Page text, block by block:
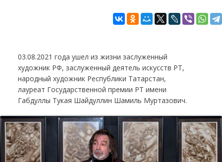
03.08.2021 года ушел из жизни заслуженный
художник РФ, заслуженный деятель искусств РТ,
народный художник Республики Татарстан,
лауреат Государственной премии РТ имени
Габдуллы Тукая Шайдуллин Шамиль Муртазович.